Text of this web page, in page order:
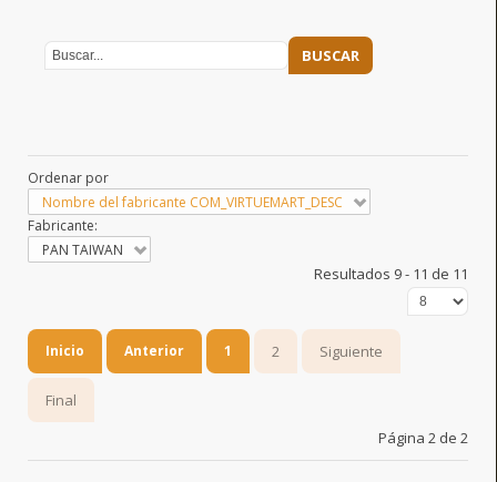
Ordenar por
Nombre del fabricante COM_VIRTUEMART_DESC
Fabricante:
PAN TAIWAN
Resultados 9 - 11 de 11
Inicio Anterior 1 2 Siguiente
Final
Página 2 de 2